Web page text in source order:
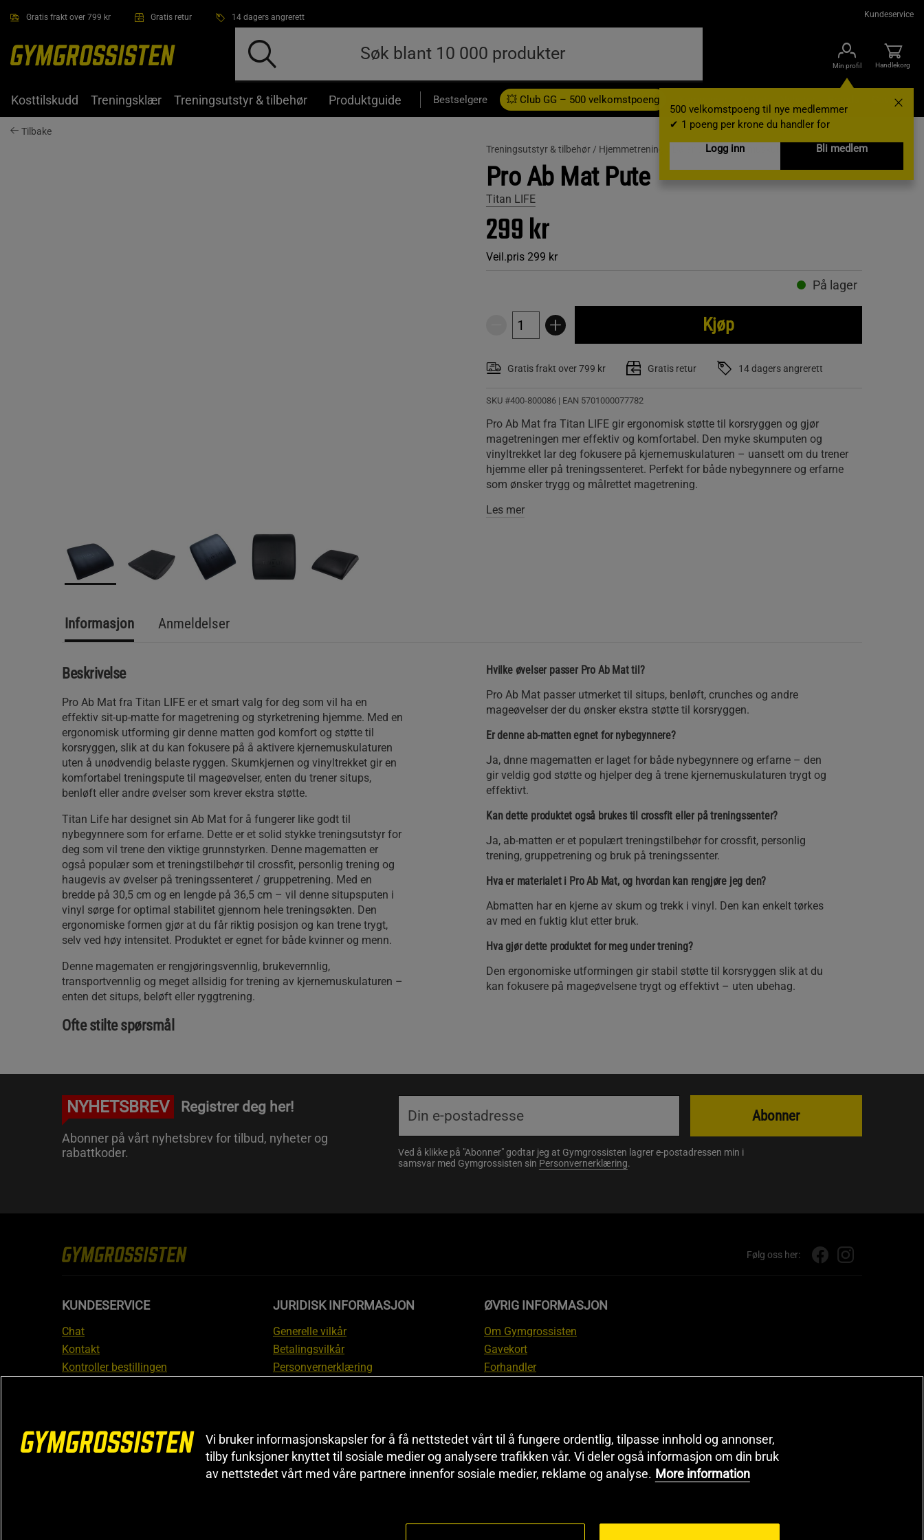
Gratis frakt over 799 kr Gratis retur 14 dagers angrerett Kundeservice
Min profil
500 velkomstpoeng til nye medlemmer
✔ 1 poeng per krone du handler for
Logg inn
Bli medlem
Handlekorg
Kosttilskudd Treningsklær Treningsutstyr & tilbehør Produktguide Bestselgere 💥 Club GG – 500 velkomstpoeng Gavekort
Tilbake
Treningsutstyr & tilbehør / Hjemmetrening / Balanse og kjernemuskulatur
Pro Ab Mat Pute
Titan LIFE
299 kr
Veil.pris 299 kr
På lager
Kjøp
Gratis frakt over 799 kr Gratis retur 14 dagers angrerett
SKU #400-800086 | EAN 5701000077782
Pro Ab Mat fra Titan LIFE gir ergonomisk støtte til korsryggen og gjør
magetreningen mer effektiv og komfortabel. Den myke skumputen og
vinyltrekket lar deg fokusere på kjernemuskulaturen – uansett om du trener
hjemme eller på treningssenteret. Perfekt for både nybegynnere og erfarne
som ønsker trygg og målrettet magetrening.
Les mer
Informasjon Anmeldelser
Beskrivelse
Pro Ab Mat fra Titan LIFE er et smart valg for deg som vil ha en
effektiv sit-up-matte for magetrening og styrketrening hjemme. Med en
ergonomisk utforming gir denne matten god komfort og støtte til
korsryggen, slik at du kan fokusere på å aktivere kjernemuskulaturen
uten å unødvendig belaste ryggen. Skumkjernen og vinyltrekket gir en
komfortabel treningspute til mageøvelser, enten du trener situps,
benløft eller andre øvelser som krever ekstra støtte.
Titan Life har designet sin Ab Mat for å fungerer like godt til
nybegynnere som for erfarne. Dette er et solid stykke treningsutstyr for
deg som vil trene den viktige grunnstyrken. Denne magematten er
også populær som et treningstilbehør til crossfit, personlig trening og
haugevis av øvelser på treningssenteret / gruppetrening. Med en
bredde på 30,5 cm og en lengde på 36,5 cm – vil denne situpsputen i
vinyl sørge for optimal stabilitet gjennom hele treningsøkten. Den
ergonomiske formen gjør at du får riktig posisjon og kan trene trygt,
selv ved høy intensitet. Produktet er egnet for både kvinner og menn.
Denne magematen er rengjøringsvennlig, brukevernnlig,
transportvennlig og meget allsidig for trening av kjernemuskulaturen –
enten det situps, beløft eller ryggtrening.
Ofte stilte spørsmål
Hvilke øvelser passer Pro Ab Mat til?
Pro Ab Mat passer utmerket til situps, benløft, crunches og andre
mageøvelser der du ønsker ekstra støtte til korsryggen.
Er denne ab-matten egnet for nybegynnere?
Ja, dnne magematten er laget for både nybegynnere og erfarne – den
gir veldig god støtte og hjelper deg å trene kjernemuskulaturen trygt og
effektivt.
Kan dette produktet også brukes til crossfit eller på treningssenter?
Ja, ab-matten er et populært treningstilbehør for crossfit, personlig
trening, gruppetrening og bruk på treningssenter.
Hva er materialet i Pro Ab Mat, og hvordan kan rengjøre jeg den?
Abmatten har en kjerne av skum og trekk i vinyl. Den kan enkelt tørkes
av med en fuktig klut etter bruk.
Hva gjør dette produktet for meg under trening?
Den ergonomiske utformingen gir stabil støtte til korsryggen slik at du
kan fokusere på mageøvelsene trygt og effektivt – uten ubehag.
NYHETSBREV Registrer deg her!
Abonner på vårt nyhetsbrev for tilbud, nyheter og
rabattkoder.
Ved å klikke på "Abonner" godtar jeg at Gymgrossisten lagrer e-postadressen min i
samsvar med Gymgrossisten sin Personvernerklæring.
Abonner
Følg oss her:
KUNDESERVICE
Chat
Kontakt
Kontroller bestillingen
JURIDISK INFORMASJON
Generelle vilkår
Betalingsvilkår
Personvernerklæring
Informasjon om angrerett og
reklamasjon
Cookieinnstillinger
ØVRIG INFORMASJON
Om Gymgrossisten
Gavekort
Forhandler
Sitemap
Black Friday
Artikler & Øvelser
Vi bruker informasjonskapsler for å få nettstedet vårt til å fungere ordentlig, tilpasse innhold og annonser,
tilby funksjoner knyttet til sosiale medier og analysere trafikken vår. Vi deler også informasjon om din bruk
av nettstedet vårt med våre partnere innenfor sosiale medier, reklame og analyse. More information